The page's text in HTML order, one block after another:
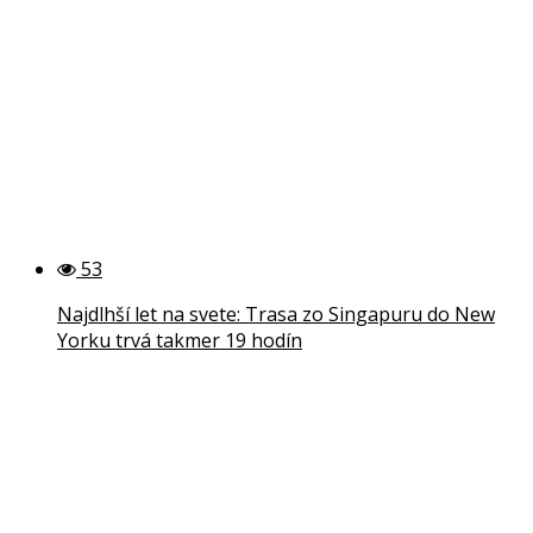
53
Najdlhší let na svete: Trasa zo Singapuru do New
Yorku trvá takmer 19 hodín